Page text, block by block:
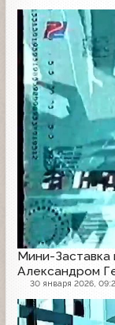
Мини-Заставка
Александром
30 января 2026,